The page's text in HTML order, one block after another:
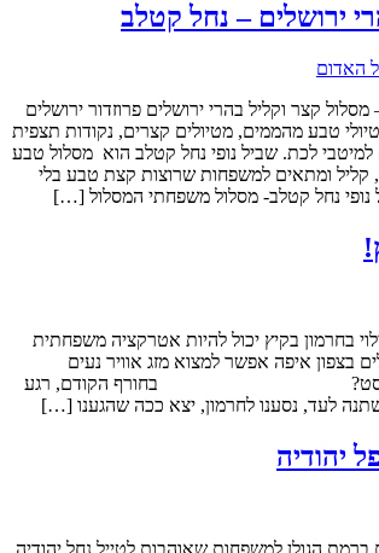
ירושלים – נחל קטלב
קצר וקליל בהרי ירושלים פרוזדור ירושלים
טבע מהממים, מטיולים קצרים, נקודות תצפית
למיטבי לכת. שביל נופי נחל קטלב הוא מסלול טבע
קליל ומתאים למשפחות שרוצות קצת טבע בלי
נופי נחל קטלב- מסלול משפחתי המסלול […]
בחרמון בקיץ יכול להיות אטרקציה משפחתית
בצפון איפה אפשר למצוא מזג אוויר נעים
אוגוסט? בחורף הקודם, רגע
לעד, נסענו לחרמון, יצא ככה שהגענו […]
יהודיה
ברמת הגולן למשפחות שאוהבות לטייל נחל יהודיה